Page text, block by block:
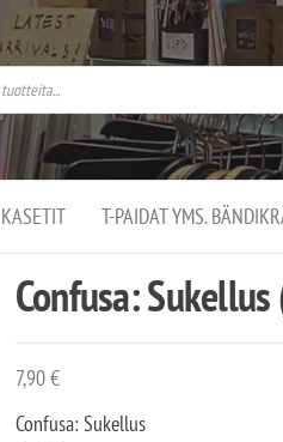
KASETIT T-PAIDAT YMS.
Confusa:
7,90€
Confusa: Sukellus